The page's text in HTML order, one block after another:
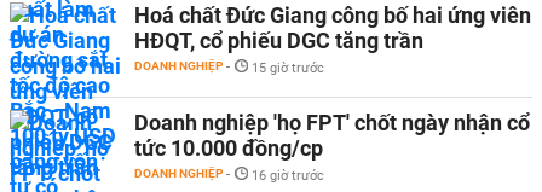
Hoá chất Đức Giang công bố hai ứng viên
HĐQT, cổ phiếu DGC tăng trần
DOANH NGHIỆP - 15 giờ trước
Doanh nghiệp 'họ FPT' chốt ngày nhận cổ
tức 10.000 đồng/cp
DOANH NGHIỆP - 16 giờ trước